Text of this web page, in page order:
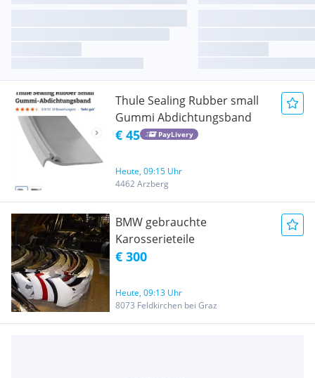
Thule Sealing Rubber small
Gummi Abdichtungsband
€ 45 PayLivery
Heute, 09:15 Uhr
4462 Arzberg
BMW gebrauchte
Karosserieteile
€ 300
Heute, 09:13 Uhr
8073 Feldkirchen bei Graz